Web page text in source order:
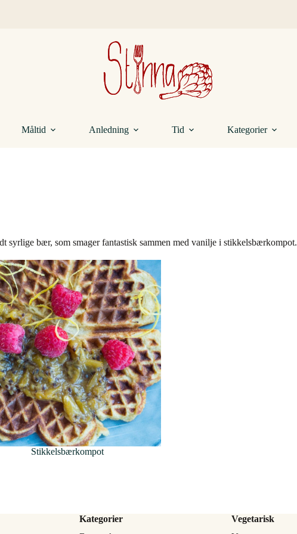
Måltid Anledning Tid Kategorier
syrlige bær, som smager fantastisk sammen med vanilje i stikkelsbærkompot.
Stikkelsbærkompot
Kategorier
Vegetarisk